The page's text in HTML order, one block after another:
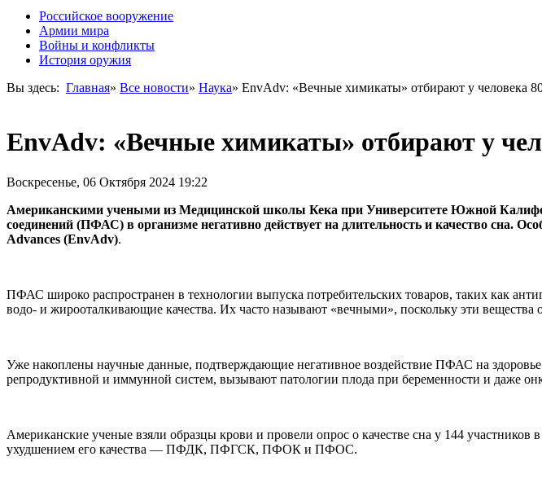
Российское вооружение
Армии мира
Войны и конфликты
История оружия
Вы здесь: Главная» Все новости» Наука» EnvAdv: «Вечные химикаты» отбирают у человека
EnvAdv: «Вечные химикаты» отбирают у
Воскресенье, 06 Октября 2024 19:22
Американскими учеными из Медицинской школы Кека при Университете Южной
соединений (ПФАС) в организме негативно действует на длительность и качество сна.
Advances (EnvAdv).
ПФАС широко распространен в технологии выпуска потребительских товаров, таких как
водо- и жирооталкивающие качества. Их часто называют «вечными», поскольку эти вещества
Уже накоплены научные данные, подтверждающие негативное воздействие ПФАС на
репродуктивной и иммунной систем, вызывают патологии плода при беременности и даже
Американские ученые взяли образцы крови и провели опрос о качестве сна у 144
ухудшением его качества — ПФДК, ПФГСК, ПФОК и ПФОС.